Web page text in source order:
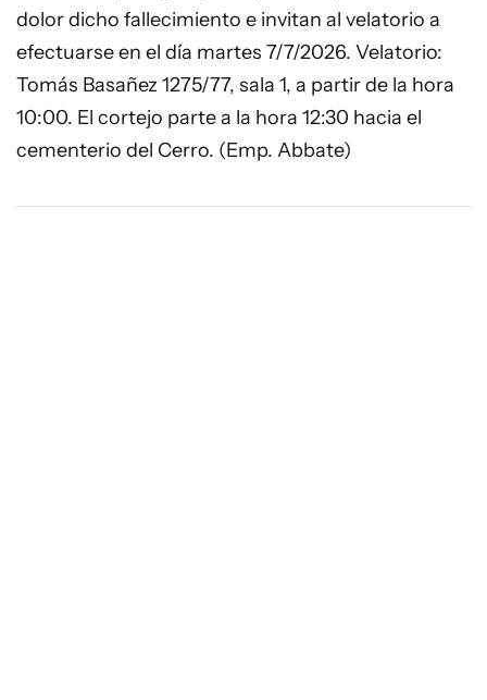
dolor dicho fallecimiento e invitan al velatorio a
efectuarse en el día martes 7/7/2026. Velatorio:
Tomás Basañez 1275/77, sala 1, a partir de la hora
10:00. El cortejo parte a la hora 12:30 hacia el
cementerio del Cerro. (Emp. Abbate)